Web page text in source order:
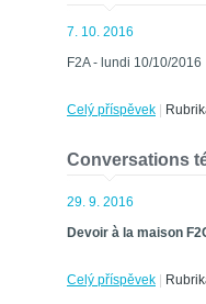
7. 10. 2016
F2A - lundi 10/10/2016
Celý příspěvek
Conversations
29. 9. 2016
Devoir à la maison
Celý příspěvek